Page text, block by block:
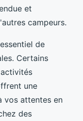
et
campeurs.
de
Certains
une
vos attentes en
des